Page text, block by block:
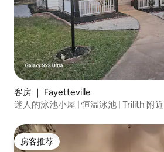
客房 ｜ Fayetteville
迷人的泳池小屋 | 恒温泳池 | Trilith 附近
房客推荐
房客推荐